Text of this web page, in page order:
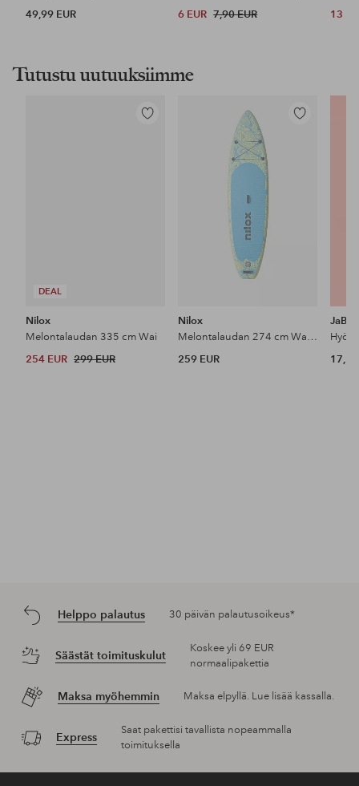
49,99 EUR
6 EUR 7,90 EUR 13
Tutustu uutuuksiimme
DEAL
Lisää
Nilox
Melontalaudan 335 cm Wai
254 EUR 299 EUR
Lisää
Nilox
Melontalaudan 274 cm Waikiki
259 EUR
17,25
Helppo palautus 30 päivän palautusoikeus*
Säästät toimituskulut
Koskee yli 69 EUR
normaalipakettia
Maksa myöhemmin Maksa elpyllä. Lue lisää kassalla.
Express
Saat pakettisi tavallista nopeammalla
toimituksella